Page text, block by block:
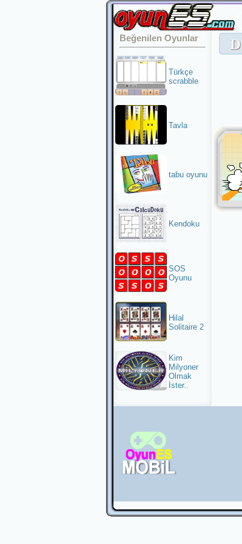
Beğenilen Oyunlar
Türkçe
scrabble
Tavla
tabu oyunu
Kendoku
SOS
Oyunu
Hilal
Solitaire 2
Kim
Milyoner
Olmak
İster..